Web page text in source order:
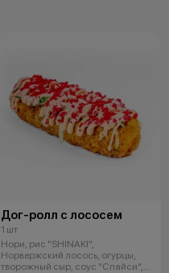
Дог-ролл с лососем
1 шт
Нори, рис "SHINAKI",
Норвержский лосось, огурцы,
творожный сыр, соус "Спайси",